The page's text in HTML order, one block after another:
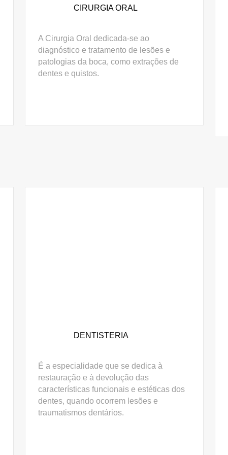
CIRURGIA ORAL
A Cirurgia Oral dedicada-se ao
diagnóstico e tratamento de lesões e
patologias da boca, como extrações de
dentes e quistos.
DENTISTERIA
É a especialidade que se dedica à
restauração e à devolução das
características funcionais e estéticas dos
dentes, quando ocorrem lesões e
traumatismos dentários.